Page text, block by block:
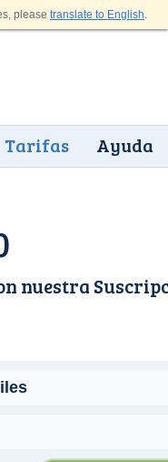
please translate to English.
Tarifas Ayuda
nuestra